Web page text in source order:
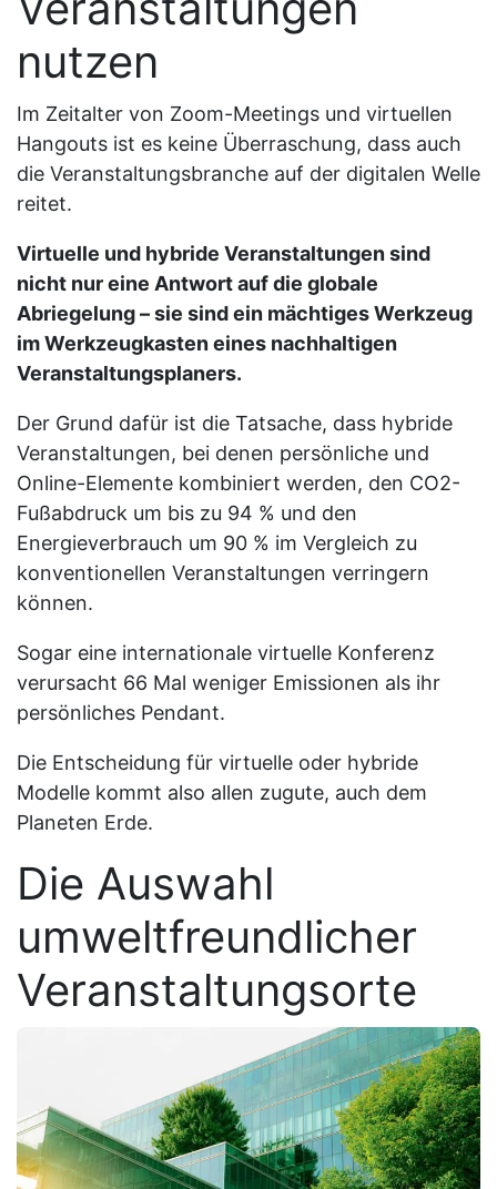
nutzen
Im Zeitalter von Zoom-Meetings und virtuellen
Hangouts ist es keine Überraschung, dass auch
die Veranstaltungsbranche auf der digitalen Welle
reitet.
Virtuelle und hybride Veranstaltungen sind
nicht nur eine Antwort auf die globale
Abriegelung – sie sind ein mächtiges Werkzeug
im Werkzeugkasten eines nachhaltigen
Veranstaltungsplaners.
Der Grund dafür ist die Tatsache, dass hybride
Veranstaltungen, bei denen persönliche und
Online-Elemente kombiniert werden, den CO2-
Fußabdruck um bis zu 94 % und den
Energieverbrauch um 90 % im Vergleich zu
konventionellen Veranstaltungen verringern
können.
Sogar eine internationale virtuelle Konferenz
verursacht 66 Mal weniger Emissionen als ihr
persönliches Pendant.
Die Entscheidung für virtuelle oder hybride
Modelle kommt also allen zugute, auch dem
Planeten Erde.
Die Auswahl
umweltfreundlicher
Veranstaltungsorte